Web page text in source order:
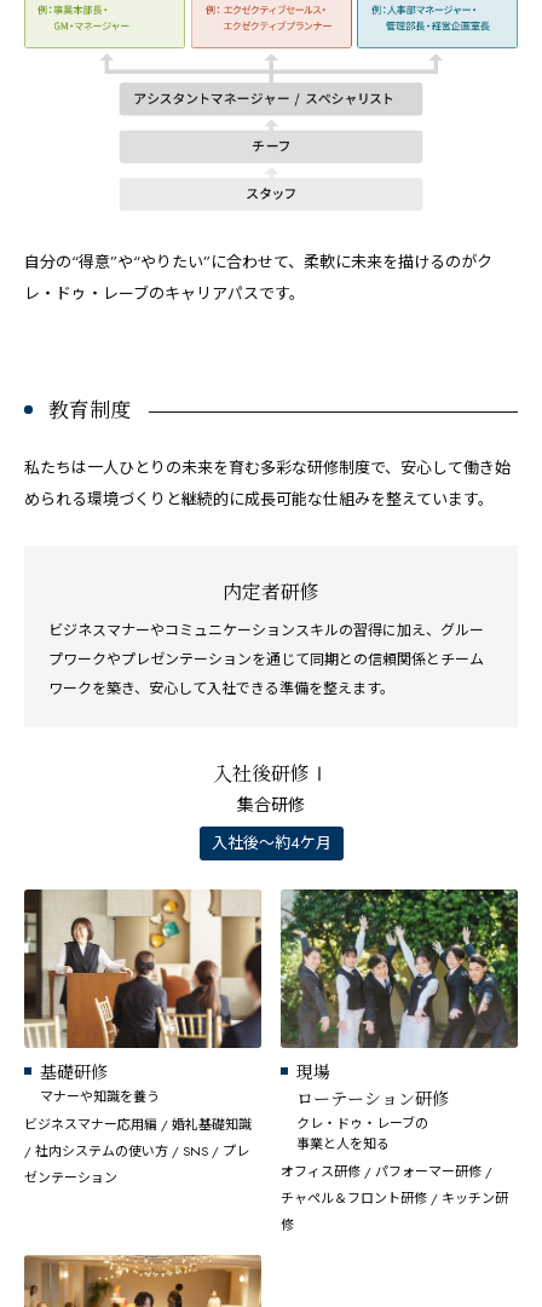
自分の“得意”や“やりたい”に合わせて、柔軟に未来を描けるのがク
レ・ドゥ・レーブのキャリアパスです。
教育制度
私たちは一人ひとりの未来を育む多彩な研修制度で、安心して働き始
められる環境づくりと継続的に成長可能な仕組みを整えています。
内定者研修
ビジネスマナーやコミュニケーションスキルの習得に加え、グルー
プワークやプレゼンテーションを通じて同期との信頼関係とチーム
ワークを築き、安心して入社できる準備を整えます。
入社後研修Ⅰ
集合研修
入社後～約4ケ月
基礎研修
マナーや知識を養う
ビジネスマナー応用編 / 婚礼基礎知識
/ 社内システムの使い方 / SNS / プレ
ゼンテーション
現場
ローテーション研修
クレ・ドゥ・レーブの
事業と人を知る
オフィス研修 / パフォーマー研修 /
チャペル＆フロント研修 / キッチン研
修